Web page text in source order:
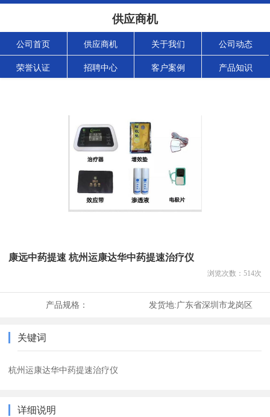
供应商机
公司首页 供应商机 关于我们 公司动态
荣誉认证 招聘中心 客户案例 产品知识
康远中药提速 杭州运康达华中药提速治疗仪
浏览次数： 514次
产品规格： 发货地:广东省深圳市龙岗区
关键词
杭州运康达华中药提速治疗仪
详细说明